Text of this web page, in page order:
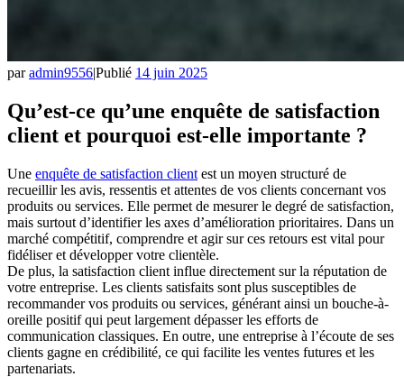
paradmin9556|Publié 14 juin 2025
Qu’est-ce qu’une enquête de satisfaction
client et pourquoi est-elle importante ?
Une enquête de satisfaction client est un moyen structuré de
recueillir les avis, ressentis et attentes de vos clients concernant vos
produits ou services. Elle permet de mesurer le degré de satisfaction,
mais surtout d’identifier les axes d’amélioration prioritaires. Dans un
marché compétitif, comprendre et agir sur ces retours est vital pour
fidéliser et développer votre clientèle.
De plus, la satisfaction client influe directement sur la réputation de
votre entreprise. Les clients satisfaits sont plus susceptibles de
recommander vos produits ou services, générant ainsi un bouche-à-
oreille positif qui peut largement dépasser les efforts de
communication classiques. En outre, une entreprise à l’écoute de ses
clients gagne en crédibilité, ce qui facilite les ventes futures et les
partenariats.